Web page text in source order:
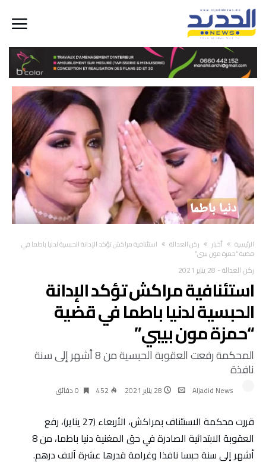
‫الرئيسية‬ أخبار ركن العدالة
استئنافية مراكش تؤكد الإدانة الحبسية لدنيا باطما في
قضية “حمزة مون بيبي”
ركن العدالة- 28 يناير 2021
استئنافية مراكش تؤكد الإدانة
الحبسية لدنيا باطما في قضية
“حمزة مون بيبي”
المحكمة رفعت العقوبة الحبسية من 8 أشهر إلى سنة
نافذة
Aljadid News 28 يناير 2021 452 0 ‫دقائق‬
قررت محكمة الاستئناف بمراكش، الأربعاء (27 يناير)، رفع
العقوبة الابتدائية الصادرة في حق المغنية دنيا باطما، من 8
أشهر إلى سنة حبسا نافذا وغرامة قدرها عشرة آلاف درهم.